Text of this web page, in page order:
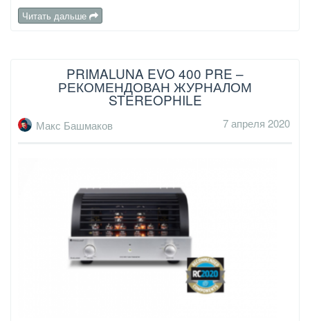
Читать дальше
PRIMALUNA EVO 400 PRE –
РЕКОМЕНДОВАН ЖУРНАЛОМ
STEREOPHILE
Макс Башмаков 7 апреля 2020